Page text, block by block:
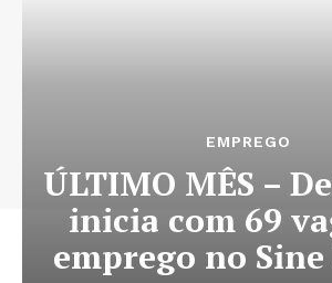
EMPREGO
ÚLTIMO MÊS –
inicia com 69
emprego no